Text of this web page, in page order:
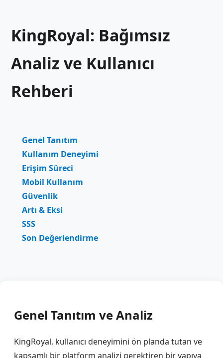
KingRoyal: Bağımsız
Analiz ve Kullanıcı
Rehberi
Genel Tanıtım
Kullanım Deneyimi
Erişim Süreci
Mobil Kullanım
Güvenlik
Artı & Eksi
SSS
Son Değerlendirme
Genel Tanıtım ve Analiz
KingRoyal, kullanıcı deneyimini ön planda tutan ve
kapsamlı bir platform analizi gerektiren bir yapıya